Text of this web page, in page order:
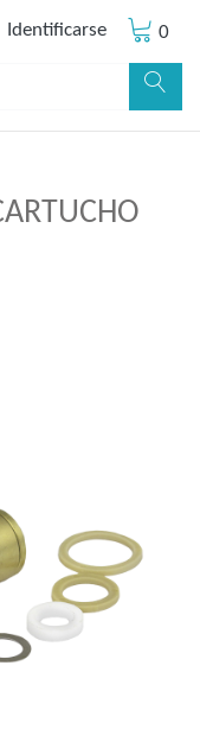
Identificarse 0